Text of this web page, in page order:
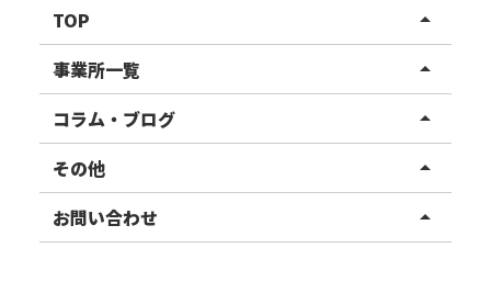
TOP arrow_drop_up
リハスワーク
リハスファーム
事業所一覧 arrow_drop_up
関東エリア
東北エリア
甲信越エリア
コラム・ブログ arrow_drop_up
事業所ブログ
ご利用者様の声
その他 arrow_drop_up
お知らせ
お問い合わせ arrow_drop_up